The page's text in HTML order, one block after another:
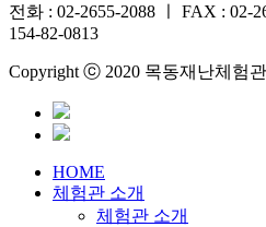
전화 : 02-2655-2088 ㅣ FAX : 02-
154-82-0813
Copyright ⓒ 2020 목동재난체험
HOME
체험관 소개
체험관 소개